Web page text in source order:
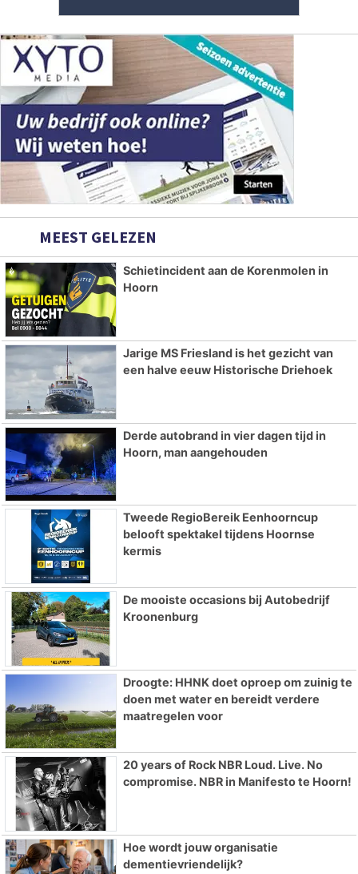
MEEST GELEZEN
Schietincident aan de Korenmolen in
Hoorn
Jarige MS Friesland is het gezicht van
een halve eeuw Historische Driehoek
Derde autobrand in vier dagen tijd in
Hoorn, man aangehouden
Tweede RegioBereik Eenhoorncup
belooft spektakel tijdens Hoornse
kermis
De mooiste occasions bij Autobedrijf
Kroonenburg
Droogte: HHNK doet oproep om zuinig te
doen met water en bereidt verdere
maatregelen voor
20 years of Rock NBR Loud. Live. No
compromise. NBR in Manifesto te Hoorn!
Hoe wordt jouw organisatie
dementievriendelijk?